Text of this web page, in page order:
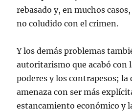
rebasado y, en muchos
no coludido con el crimen.
Y los demás problemas
autoritarismo que acabó con
poderes y los contrapesos; la
amenaza con ser más
estancamiento económico y